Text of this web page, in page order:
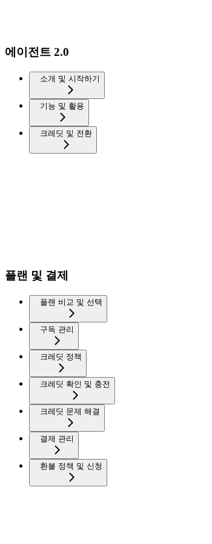
에이전트 2.0
소개 및 시작하기
기능 및 활용
크레딧 및 전환
플랜 및 결제
플랜 비교 및 선택
구독 관리
크레딧 정책
크레딧 확인 및 충전
크레딧 문제 해결
결제 관리
환불 정책 및 신청